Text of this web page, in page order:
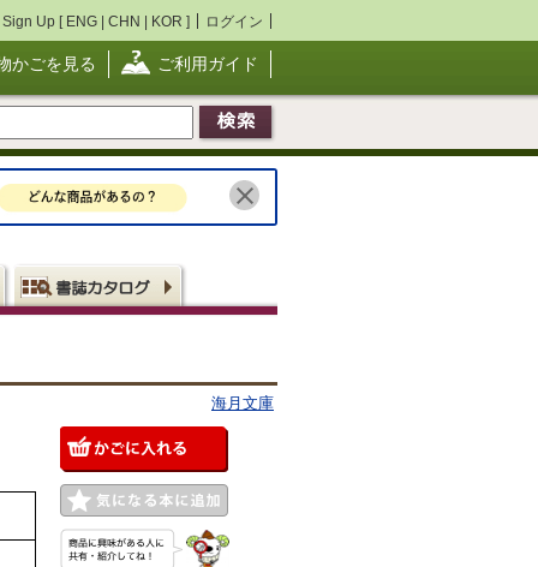
Sign Up [ ENG | CHN | KOR ] ログイン
かごを見る ご利用ガイド
海月文庫